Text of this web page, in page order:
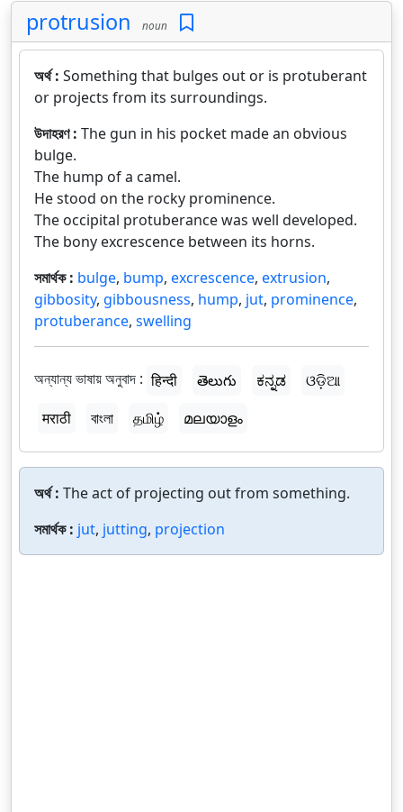
protrusion noun
অর্থ : Something that bulges out or is protuberant
or projects from its surroundings.
উদাহরণ : The gun in his pocket made an obvious
bulge.
The hump of a camel.
He stood on the rocky prominence.
The occipital protuberance was well developed.
The bony excrescence between its horns.
সমার্থক : bulge, bump, excrescence, extrusion,
gibbosity, gibbousness, hump, jut, prominence,
protuberance, swelling
অন্যান্য ভাষায় অনুবাদ : हिन्दी తెలుగు ಕನ್ನಡ
ଓଡ଼ିଆ
मराठी
বাংলা தமிழ் മലയാളം
অর্থ : The act of projecting out from something.
সমার্থক : jut, jutting, projection